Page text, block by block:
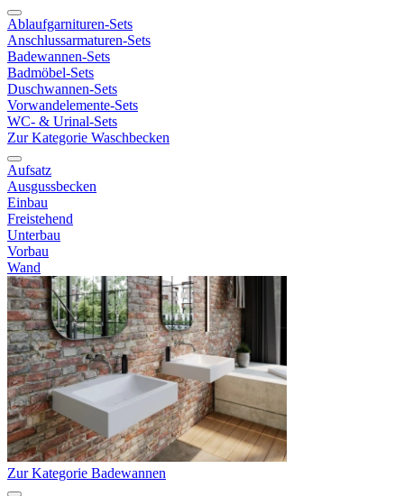
Ablaufgarnituren-Sets
Anschlussarmaturen-Sets
Badewannen-Sets
Badmöbel-Sets
Duschwannen-Sets
Vorwandelemente-Sets
WC- & Urinal-Sets
Zur Kategorie Waschbecken
Aufsatz
Ausgussbecken
Einbau
Freistehend
Unterbau
Vorbau
Wand
Zur Kategorie Badewannen